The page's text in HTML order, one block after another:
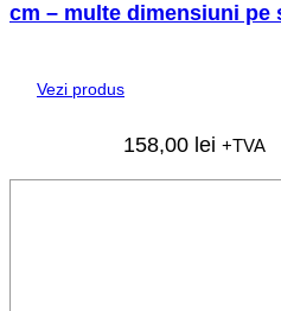
cm – multe dimensiuni pe
Vezi produs
158,00 lei +TVA